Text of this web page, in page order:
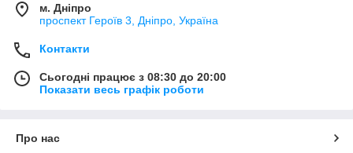
м. Дніпро
проспект Героїв 3, Дніпро, Україна
Контакти
Сьогодні працює з 08:30 до 20:00
Показати весь графік роботи
Про нас